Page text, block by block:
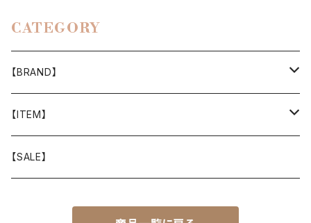
CATEGORY
【BRAND】
山と道
T-SHIRT
迷迭香
【ITEM】
WEAR
【SALE】